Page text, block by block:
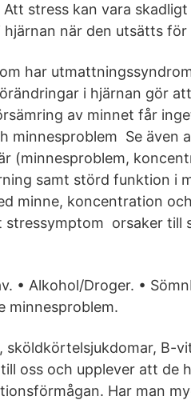
stress kan vara
när den utsätts
har
i hjärnan gör
av minnet får
minnesproblem Se även
(minnesproblem,
samt störd funktion i
minne, koncentration
stressymptom orsaker till
• Alkohol/Droger. •
minnesproblem.
sköldkörtelsjukdomar, B-
oss och upplever att de
Har man